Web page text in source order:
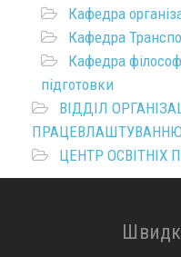
Кафедра
Кафедра
Кафедра
підготовки
ВІДДІЛ
ПРАЦЕВЛАШТУВАННЮ
ЦЕНТР ОСВІТНІХ